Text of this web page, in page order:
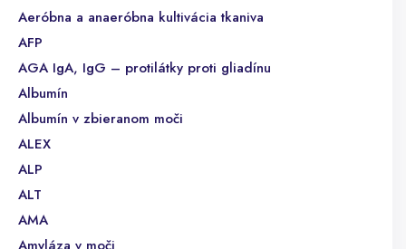
Aeróbna a anaeróbna kultivácia tkaniva
AFP
AGA IgA, IgG – protilátky proti gliadínu
Albumín
Albumín v zbieranom moči
ALEX
ALP
ALT
AMA